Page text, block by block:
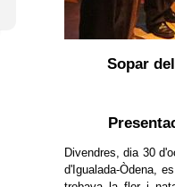
Sopar
Divendres, dia 30
d'Igualada-Òdena,